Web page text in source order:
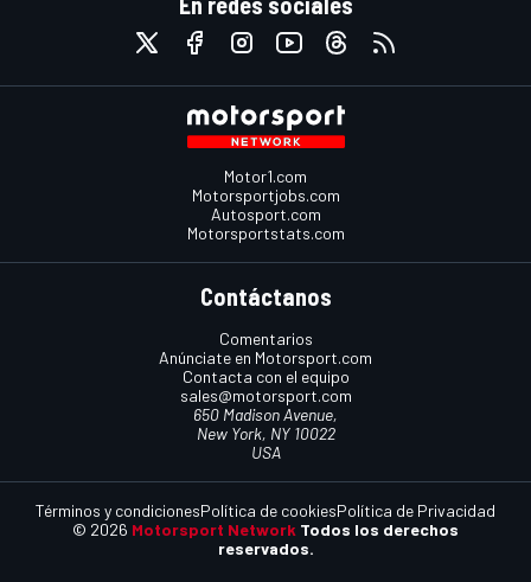
Motor1.com
Motorsportjobs.com
Autosport.com
Motorsportstats.com
Contáctanos
Comentarios
Anúnciate en Motorsport.com
Contacta con el equipo
sales@motorsport.com
650 Madison Avenue,
New York, NY 10022
USA
© 2026 Motorsport Network Todos los derechos
reservados.
Términos y condicionesPolítica de cookiesPolítica de Privacidad